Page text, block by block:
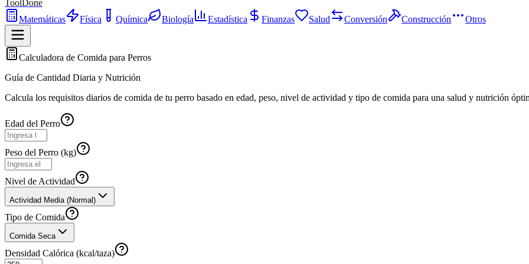
ToolDone
Matemáticas
Física Química Biología Estadística Finanzas Salud Conversión Construcción Otros
Calculadora de Comida para Perros
Guía de Cantidad Diaria y Nutrición
Calcula los requisitos diarios de comida de tu perro basado en edad, peso, nivel de actividad y tipo de comida para una salud y nutrición
Edad del Perro
Peso del Perro (kg)
Nivel de Actividad
Actividad Media (Normal)
Tipo de Comida
Comida Seca
Densidad Calórica (kcal/taza)